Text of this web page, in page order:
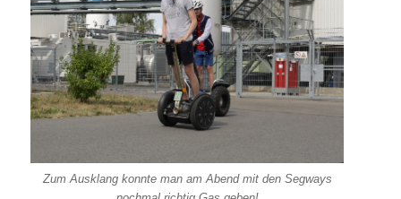
Zum Ausklang konnte man am Abend mit den Segways